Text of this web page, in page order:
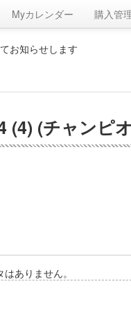
Myカレンダー 購入管
お知らせします
(4) (チャンピ
ありません。